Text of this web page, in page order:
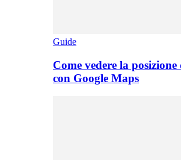
Guide
Come vedere la
con Google Maps